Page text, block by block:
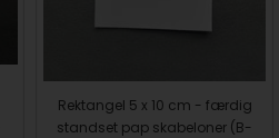
Rektangel 5 x 10 cm - færdig
standset pap skabeloner (B-